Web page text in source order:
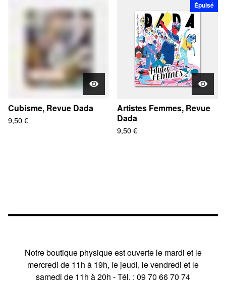
Cubisme, Revue Dada
9,50€
Épuisé
Artistes Femmes, Revue
Dada
9,50€
Notre boutique physique est ouverte le mardi et le
mercredi de 11h à 19h, le jeudi, le vendredi et le
samedi de 11h à 20h - Tél. : 09 70 66 70 74